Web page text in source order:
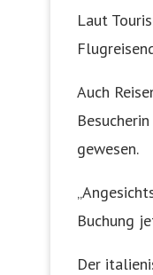
Laut
Auch
gewesen.
Buchung
Der